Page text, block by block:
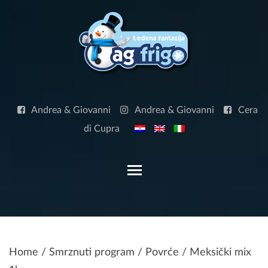
Andrea & Giovanni Andrea & Giovanni Cera
di Cupra
Home / Smrznuti program / Povrće / Meksički mix